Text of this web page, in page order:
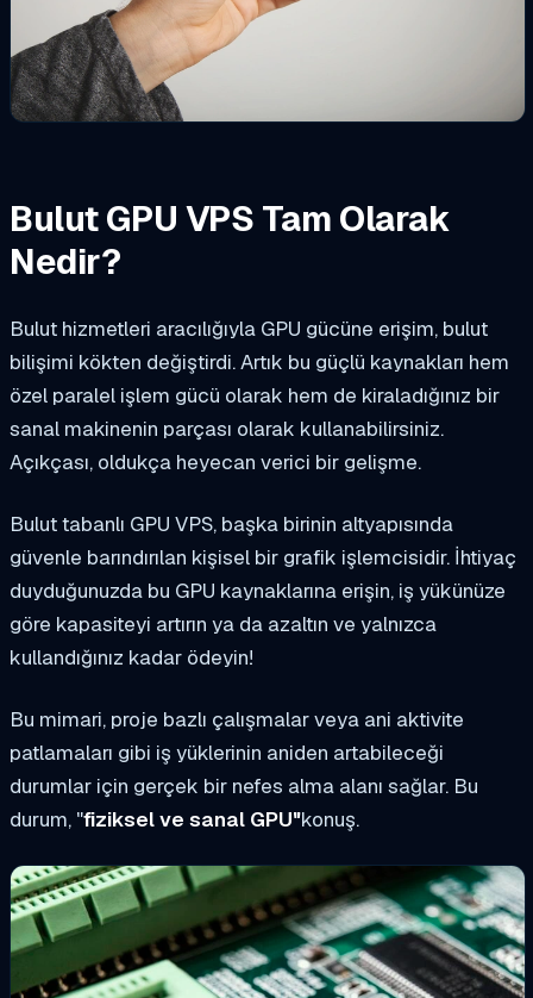
Bulut GPU VPS Tam Olarak
Nedir?
Bulut hizmetleri aracılığıyla GPU gücüne erişim, bulut
bilişimi kökten değiştirdi. Artık bu güçlü kaynakları hem
özel paralel işlem gücü olarak hem de kiraladığınız bir
sanal makinenin parçası olarak kullanabilirsiniz.
Açıkçası, oldukça heyecan verici bir gelişme.
Bulut tabanlı GPU VPS, başka birinin altyapısında
güvenle barındırılan kişisel bir grafik işlemcisidir. İhtiyaç
duyduğunuzda bu GPU kaynaklarına erişin, iş yükünüze
göre kapasiteyi artırın ya da azaltın ve yalnızca
kullandığınız kadar ödeyin!
Bu mimari, proje bazlı çalışmalar veya ani aktivite
patlamaları gibi iş yüklerinin aniden artabileceği
durumlar için gerçek bir nefes alma alanı sağlar. Bu
durum, "fiziksel ve sanal GPU"konuş.